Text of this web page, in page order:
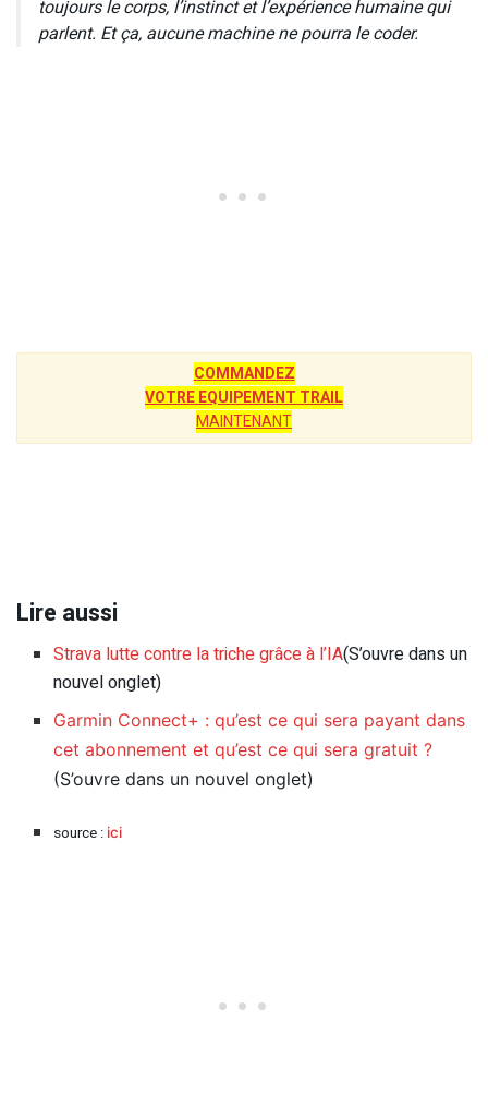
toujours le corps, l’instinct et l’expérience humaine qui
parlent. Et ça, aucune machine ne pourra le coder.
COMMANDEZ
VOTRE EQUIPEMENT TRAIL
MAINTENANT
Lire aussi
Strava lutte contre la triche grâce à l’IA(S’ouvre dans un
nouvel onglet)
Garmin Connect+ : qu’est ce qui sera payant dans
cet abonnement et qu’est ce qui sera gratuit ?
(S’ouvre dans un nouvel onglet)
source : ici